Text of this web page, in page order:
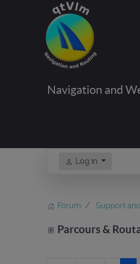
Navigation and
Log in
Forum Support
Parcours &